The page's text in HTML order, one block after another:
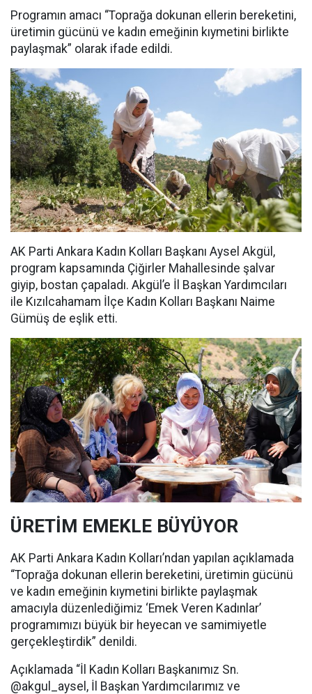
Programın amacı “Toprağa dokunan ellerin bereketini,
üretimin gücünü ve kadın emeğinin kıymetini birlikte
paylaşmak” olarak ifade edildi.
AK Parti Ankara Kadın Kolları Başkanı Aysel Akgül,
program kapsamında Çiğirler Mahallesinde şalvar
giyip, bostan çapaladı. Akgül’e İl Başkan Yardımcıları
ile Kızılcahamam İlçe Kadın Kolları Başkanı Naime
Gümüş de eşlik etti.
ÜRETİM EMEKLE BÜYÜYOR
AK Parti Ankara Kadın Kolları’ndan yapılan açıklamada
“Toprağa dokunan ellerin bereketini, üretimin gücünü
ve kadın emeğinin kıymetini birlikte paylaşmak
amacıyla düzenlediğimiz ‘Emek Veren Kadınlar’
programımızı büyük bir heyecan ve samimiyetle
gerçekleştirdik” denildi.
Açıklamada “İl Kadın Kolları Başkanımız Sn.
@akgul_aysel, İl Başkan Yardımcılarımız ve